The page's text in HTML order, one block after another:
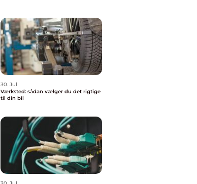
30. Jul
Værksted: sådan vælger du det rigtige
til din bil